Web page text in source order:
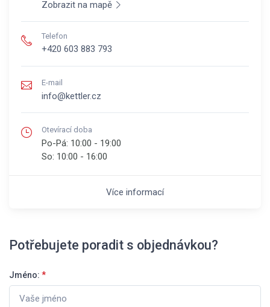
Zobrazit na mapě
Telefon
+420 603 883 793
E-mail
info@kettler.cz
Otevírací doba
Po-Pá: 10:00 - 19:00
So: 10:00 - 16:00
Více informací
Potřebujete poradit s objednávkou?
Jméno: *